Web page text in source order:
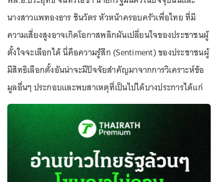
นางสาวแพทองธาร ชินวัตร หัวหน้าครอบครัวเพื่อไทย ที่มี
ความเสี่ยงสูงอาจเกิดโอกาสพลิกผันเปลี่ยนใจของประชาชนผู้
ตั้งใจจะเลือกได้ นี่คือความรู้สึก (Sentiment) ของประชาชนผู้
มีสิทธิเลือกตั้งอันน่าจะมีปัจจัยสำคัญมาจากการวิเคราะห์ข้อ
มูลอื่นๆ ประกอบและพบสาเหตุที่เป็นไปได้บางประการได้แก่